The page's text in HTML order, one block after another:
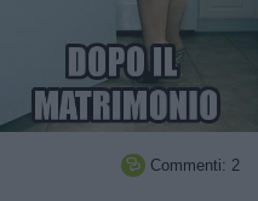
 Commenti: 2